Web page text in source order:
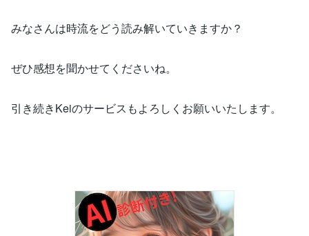
みなさんは時流をどう読み解いていきますか？
ぜひ感想を聞かせてくださいね。
引き続きKeiのサービスもよろしくお願いいたします。